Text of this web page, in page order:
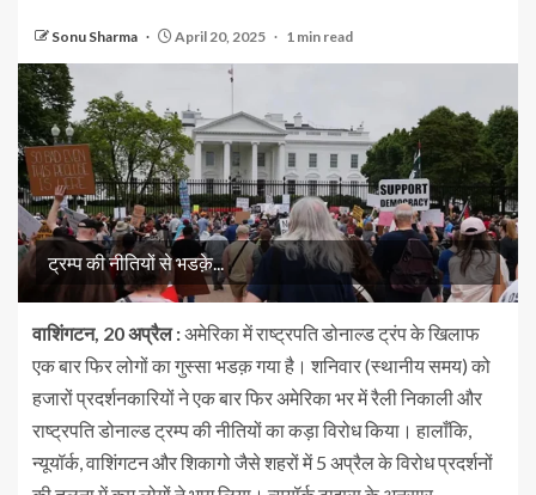
Sonu Sharma April 20, 2025 1 min read
ट्रम्प की नीतियों से भडक़े...
वाशिंगटन, 20 अप्रैल :अमेरिका में राष्ट्रपति डोनाल्ड ट्रंप के खिलाफ
एक बार फिर लोगों का गुस्सा भडक़ गया है। शनिवार (स्थानीय समय) को
हजारों प्रदर्शनकारियों ने एक बार फिर अमेरिका भर में रैली निकाली और
राष्ट्रपति डोनाल्ड ट्रम्प की नीतियों का कड़ा विरोध किया। हालाँकि,
न्यूयॉर्क, वाशिंगटन और शिकागो जैसे शहरों में 5 अप्रैल के विरोध प्रदर्शनों